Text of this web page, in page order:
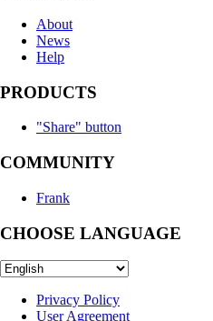
About
News
Help
PRODUCTS
"Share" button
COMMUNITY
Frank
CHOOSE LANGUAGE
Privacy Policy
User Agreement